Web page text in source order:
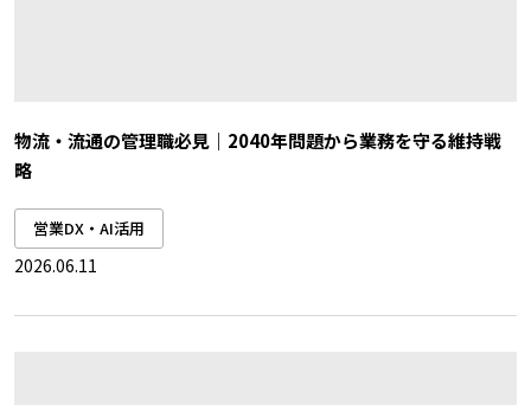
物流・流通の管理職必見｜2040年問題から業務を守る維持戦
略
営業DX・AI活用
2026.06.11